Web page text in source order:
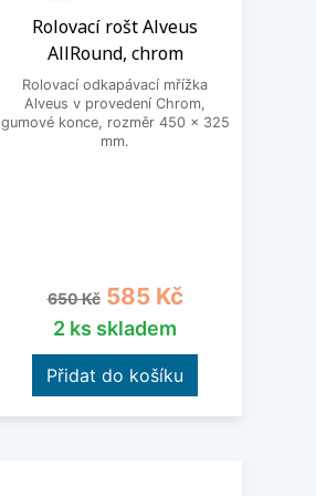
Rolovací rošt Alveus
AllRound, chrom
Rolovací odkapávací mřížka
Alveus v provedení Chrom,
gumové konce, rozměr 450 x 325
mm.
Běžná cena
650 Kč Cena
585 Kč
2 ks skladem
Přidat do košíku